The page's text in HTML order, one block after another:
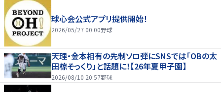
球心会公式アプリ提供開始！
2026/05/27 00:00野球
天理・金本相有の先制ソロ弾にSNSでは「OBの太
田椋そっくり」と話題に！【26年夏甲子園】
2026/08/10 20:57野球